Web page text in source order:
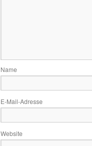
Name
E-Mail-Adresse
Website